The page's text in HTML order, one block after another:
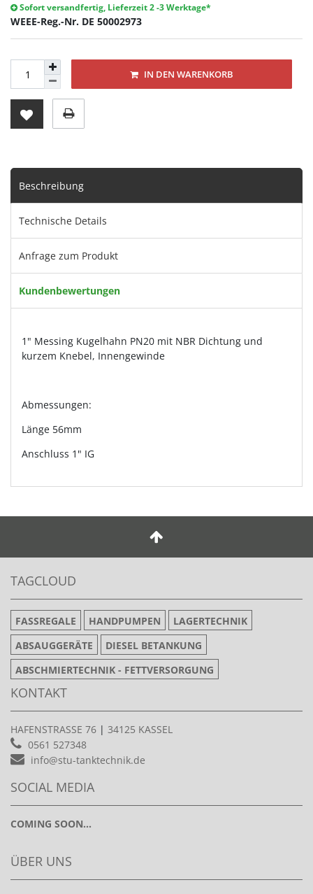
Sofort versandfertig, Lieferzeit 2 -3 Werktage*
WEEE-Reg.-Nr. DE 50002973
IN DEN WARENKORB
Beschreibung
Technische Details
Anfrage zum Produkt
Kundenbewertungen
1" Messing Kugelhahn PN20 mit NBR Dichtung und
kurzem Knebel, Innengewinde
Abmessungen:
Länge 56mm
Anschluss 1" IG
TAGCLOUD
FASSREGALE HANDPUMPEN
LAGERTECHNIK
ABSAUGGERÄTE
DIESEL BETANKUNG
ABSCHMIERTECHNIK - FETTVERSORGUNG
KONTAKT
HAFENSTRASSE 76 | 34125 KASSEL
0561 527348
info@stu-tanktechnik.de
SOCIAL MEDIA
COMING SOON...
ÜBER UNS